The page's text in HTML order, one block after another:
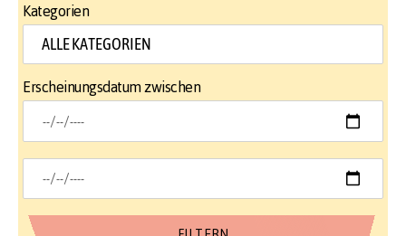
Kategorien
Erscheinungsdatum zwischen